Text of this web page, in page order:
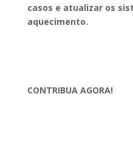
casos e atualizar os
aquecimento.
CONTRIBUA AGORA!